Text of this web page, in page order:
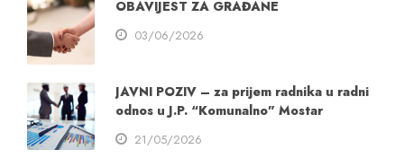
OBAVIJEST ZA GRAĐANE
03/06/2026
JAVNI POZIV – za prijem radnika u radni
odnos u J.P. “Komunalno” Mostar
21/05/2026